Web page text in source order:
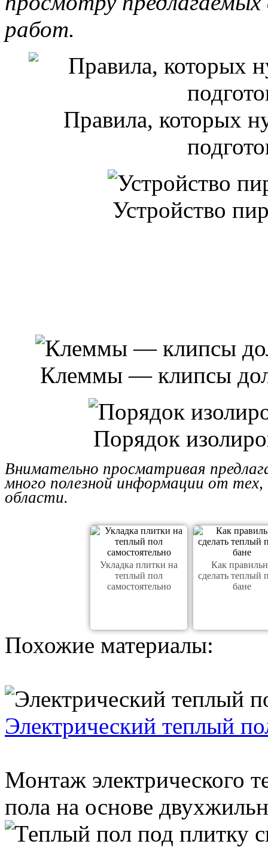
работ.
Правила, которых
Устройство
Клеммы — клипсы
Порядок
Внимательно просматривая
много полезной информации от
области.
Укладка плитки на
теплый пол
самостоятельно
Как
сделать теплый
бане
Похожие материалы:
Электрический теплый
Монтаж электрического
пола на основе